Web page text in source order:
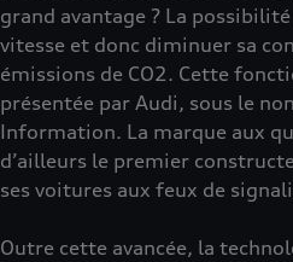
grand avantage ? La
vitesse et donc diminuer sa
émissions de CO2. Cette
présentée par Audi, sous le
Information. La marque aux
d’ailleurs le premier
ses voitures aux feux de
Outre cette avancée, la